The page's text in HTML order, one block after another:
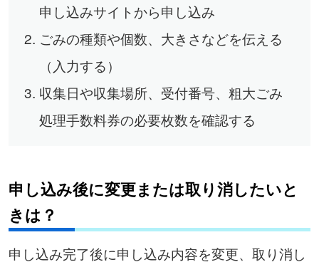
申し込みサイトから申し込み
ごみの種類や個数、大きさなどを伝える
（入力する）
収集日や収集場所、受付番号、粗大ごみ
処理手数料券の必要枚数を確認する
申し込み後に変更または取り消したいと
きは？
申し込み完了後に申し込み内容を変更、取り消し